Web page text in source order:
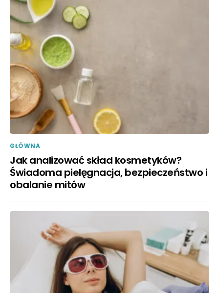
GŁÓWNA
Jak analizować skład kosmetyków?
Świadoma pielęgnacja, bezpieczeństwo i
obalanie mitów